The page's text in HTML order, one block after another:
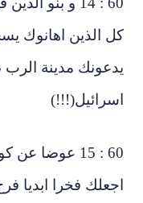
الذين اهانوك
مدينة الرب
60 : 15 عوضا عن
فخرا ابديا فرح